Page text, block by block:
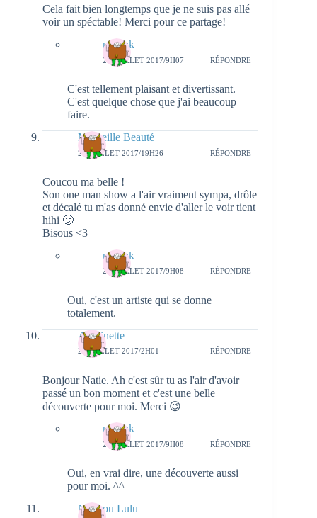
Cela fait bien longtemps que je ne suis pas allé
voir un spéctable! Merci pour ce partage!
natieak
28 JUILLET 2017/9H07 RÉPONDRE
C'est tellement plaisant et divertissant.
C'est quelque chose que j'ai beaucoup
faire.
Merveille Beauté
27 JUILLET 2017/19H26 RÉPONDRE
Coucou ma belle !
Son one man show a l'air vraiment sympa, drôle
et décalé tu m'as donné envie d'aller le voir tient
hihi 🙂
Bisous <3
natieak
28 JUILLET 2017/9H08 RÉPONDRE
Oui, c'est un artiste qui se donne
totalement.
Antoinette
28 JUILLET 2017/2H01 RÉPONDRE
Bonjour Natie. Ah c'est sûr tu as l'air d'avoir
passé un bon moment et c'est une belle
découverte pour moi. Merci 😉
natieak
28 JUILLET 2017/9H08 RÉPONDRE
Oui, en vrai dire, une découverte aussi
pour moi. ^^
Nina ou Lulu